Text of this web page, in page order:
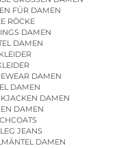
FÜR DAMEN
RÖCKE
DAMEN
DAMEN
DAMEN
DAMEN
DAMEN
DAMEN
JEANS
DAMEN